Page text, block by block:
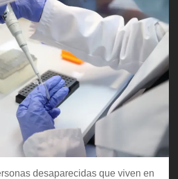
desaparecidas que viven en